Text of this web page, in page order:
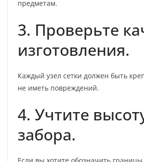
предметам.
3. Проверьте
изготовления.
Каждый узел сетки должен быть
не иметь повреждений.
4. Учтите
забора.
Если вы хотите обозначить границы